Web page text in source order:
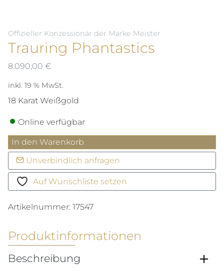
Offizieller Konzessionär der Marke Meister
Trauring Phantastics
8.090,00 €
inkl. 19 % MwSt.
18 Karat Weißgold
Online verfügbar
Trauring
Phantastics
Menge
In den Warenkorb
Unverbindlich anfragen
Auf Wunschliste setzen
Artikelnummer: 17547
Produktinformationen
Beschreibung